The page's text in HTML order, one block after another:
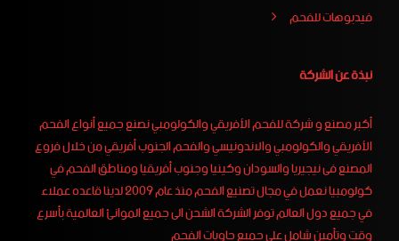
فيدبوهات للفحم
نبذة عن الشركة
أكبر مصنع و شركة للفحم الأفريقي والكولومبي نصنع جميع أنواع الفحم
الأفريقي والكولومبي والاندونيسي والفحم الجنوب أفريقي من خلال فروع
المصنع فى نيجيريا والسودان وكينيا وجنوب أفريقيا ومناطق الفحم في
كولومبيا نعمل في مجال تصنيع الفحم منذ عام 2009 لدينا قاعده عملاء
في جميع دول العالم توفر الشركة الشحن الى جميع الموانئ العالمية بأسرع